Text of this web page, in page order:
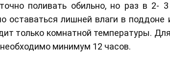
поливать обильно, но раз в 2-
оставаться лишней влаги в
только комнатной температуры.
минимум 12 часов.